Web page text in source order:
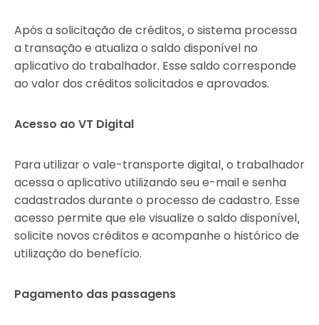
Após a solicitação de créditos, o sistema processa
a transação e atualiza o saldo disponível no
aplicativo do trabalhador. Esse saldo corresponde
ao valor dos créditos solicitados e aprovados.
Acesso ao VT Digital
Para utilizar o vale-transporte digital, o trabalhador
acessa o aplicativo utilizando seu e-mail e senha
cadastrados durante o processo de cadastro. Esse
acesso permite que ele visualize o saldo disponível,
solicite novos créditos e acompanhe o histórico de
utilização do benefício.
Pagamento das passagens